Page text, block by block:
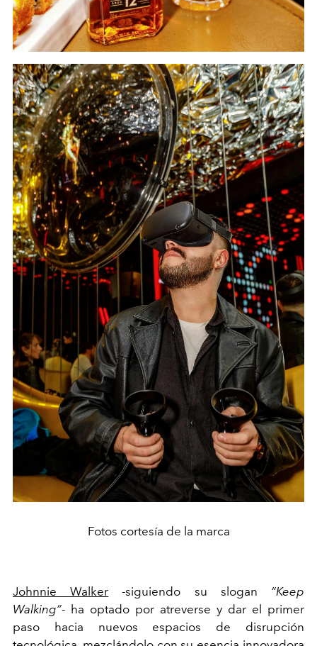
Fotos cortesía de la marca
Johnnie Walker -siguiendo su slogan “Keep
Walking”- ha optado por atreverse y dar el primer
paso hacia nuevos espacios de disrupción